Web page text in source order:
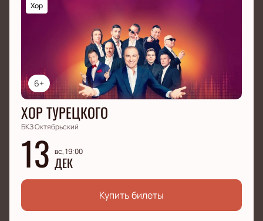
6+
Хор
ХОР ТУРЕЦКОГО
БКЗ Октябрьский
13 вс, 19:00
ДЕК
Купить билеты